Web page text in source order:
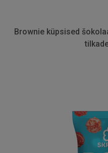
Brownie küpsised